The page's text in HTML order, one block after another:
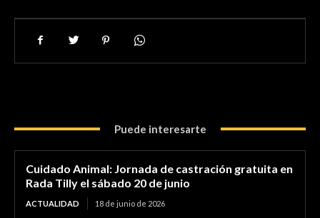
Puede interesarte
Cuidado Animal: Jornada de castración gratuita en
Rada Tilly el sábado 20 de junio
ACTUALIDAD 18 de junio de 2026